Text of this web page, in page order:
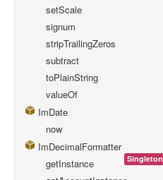
setScale
signum
stripTrailingZeros
subtract
toPlainString
valueOf
ImDate
now
ImDecimalFormatter
Singleton
getInstance